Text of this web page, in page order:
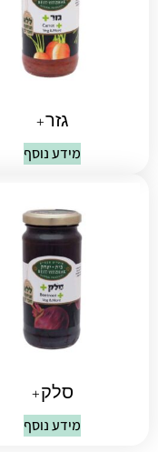
גזר+
מידע נוסף
סלק+
מידע נוסף